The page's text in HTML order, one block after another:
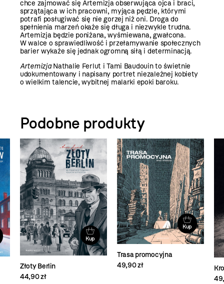
chce zajmować się Artemizja obserwująca ojca i braci,
sprzątająca w ich pracowni, myjąca pędzle, którymi
potrafi posługiwać się nie gorzej niż oni. Droga do
spełnienia marzeń okaże się długa i niezwykle trudna.
Artemizja będzie poniżana, wyśmiewana, gwałcona.
W walce o sprawiedliwość i przełamywanie społecznych
barier wykaże się jednak ogromną siłą i determinacją.
ArtemizjaNathalie Ferlut i Tami Baudouin to świetnie
udokumentowany i napisany portret niezależnej kobiety
o wielkim talencie, wybitnej malarki epoki baroku.
Podobne produkty
Kup
Złoty Berlin
44,90 zł
Kup
Trasa promocyjna
49,90 zł